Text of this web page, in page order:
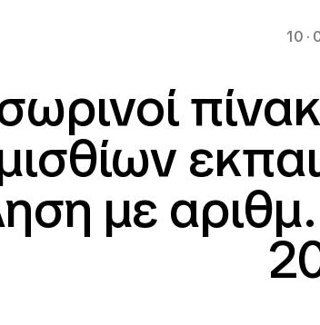
10 ·
με